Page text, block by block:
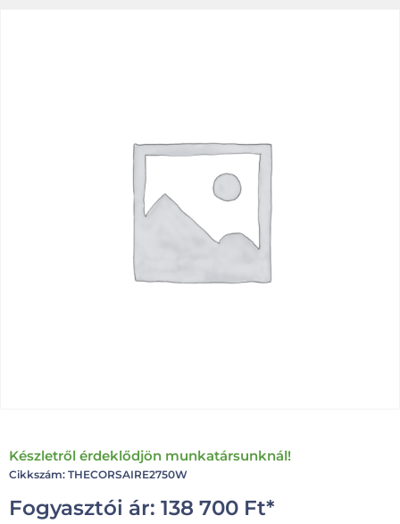
Készletről érdeklődjön munkatársunknál!
Cikkszám: THECORSAIRE2750W
Fogyasztói ár: 138 700 Ft*